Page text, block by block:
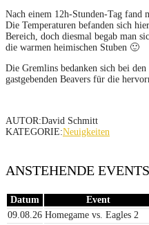
Nach einem 12h-Stunden-Tag fand
Die Temperaturen befanden sich
Bereich, doch diesmal begab man
die warmen heimischen Stuben 🙂
Die Gremlins bedanken sich bei
gastgebenden Beavers für die
AUTOR:David Schmitt
KATEGORIE:Neuigkeiten
ANSTEHENDE EVENTS
Datum
Event
09.08.26 Homegame vs. Eagles 2